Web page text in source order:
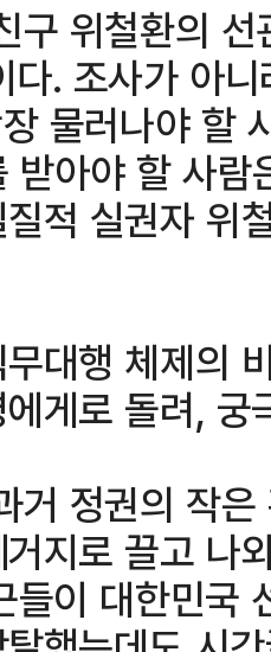
구 위철환의
다. 조사가 아
물러나야 할
받아야 할 사
적 실권자 위
대행 체제의
게로 돌려,
거 정권의 작
지로 끌고 나
들이 대한민국